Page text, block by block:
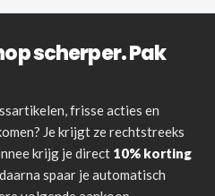
scherper. Pak
frisse acties en
Je krijgt ze rechtstreeks
krijg je direct 10% korting
spaar je automatisch